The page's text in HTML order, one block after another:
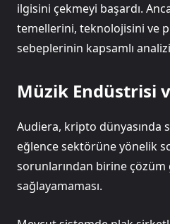
ilgisini çekmeyi başardı.
temellerini, teknolojisini ve
sebeplerinin kapsamlı
Müzik Endüstrisi
Audiera, kripto dünyasında
eğlence sektörüne yönelik
sorunlarından birine çözüm
sağlayamaması.